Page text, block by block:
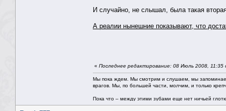
И случайно, не слышал, была такая
А реалии нынешние показывают, что
« Последнее редактирование: 08 Июль 2008, 11:35
Мы пока ждем. Мы смотрим и слушаем, мы
врагов. Мы, по большей части, молчим, и только
Пока что – между этими зубами еще нет ничьей